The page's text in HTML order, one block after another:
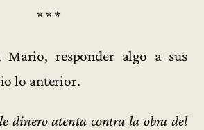
* * *
Mario, responder algo a sus
lo anterior.
dinero atenta contra la obra del